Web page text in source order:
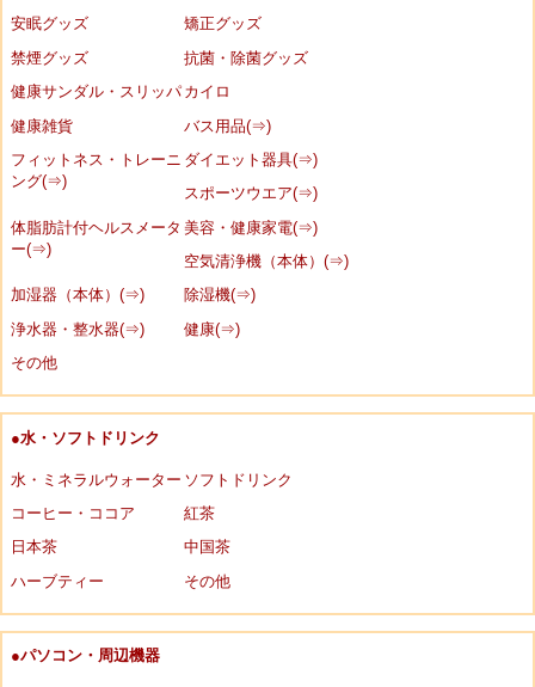
安眠グッズ
矯正グッズ
禁煙グッズ
抗菌・除菌グッズ
健康サンダル・スリッパ カイロ
健康雑貨
バス用品(⇒)
フィットネス・トレーニ
ング(⇒)
ダイエット器具(⇒)
スポーツウエア(⇒)
体脂肪計付ヘルスメータ
ー(⇒)
美容・健康家電(⇒)
空気清浄機（本体）(⇒)
加湿器（本体）(⇒)
除湿機(⇒)
浄水器・整水器(⇒)
健康(⇒)
その他
●水・ソフトドリンク
水・ミネラルウォーター ソフトドリンク
コーヒー・ココア
紅茶
日本茶
中国茶
ハーブティー
その他
●パソコン・周辺機器